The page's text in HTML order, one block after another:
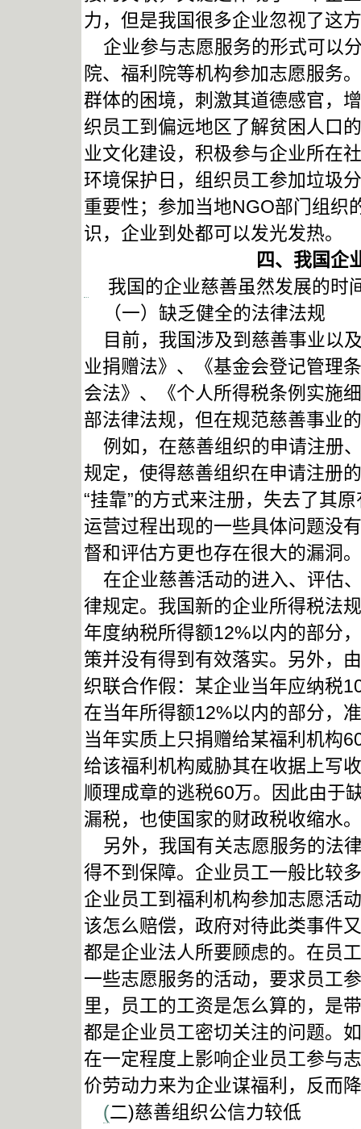
力，但是我国很多企业忽视了这
企业参与志愿服务的形式可以
院、福利院等机构参加志愿服务
群体的困境，刺激其道德感官，
织员工到偏远地区了解贫困人口
业文化建设，积极参与企业所在
环境保护日，组织员工参加垃圾
重要性；参加当地NGO部门组织
识，企业到处都可以发光发热。
四、我国企
我国的企业慈善虽然发展的时
（一）缺乏健全的法律法规
目前，我国涉及到慈善事业以
业捐赠法》、《基金会登记管理
会法》、《个人所得税条例实施
部法律法规，但在规范慈善事业
例如，在慈善组织的申请注册
规定，使得慈善组织在申请注册
“挂靠”的方式来注册，失去了其
运营过程出现的一些具体问题没
督和评估方更也存在很大的漏洞。
在企业慈善活动的进入、评估
律规定。我国新的企业所得税法
年度纳税所得额12%以内的部分
策并没有得到有效落实。另外，
织联合作假：某企业当年应纳税
在当年所得额12%以内的部分，
当年实质上只捐赠给某福利机构
给该福利机构威胁其在收据上写
顺理成章的逃税60万。因此由于
漏税，也使国家的财政税收缩水。
另外，我国有关志愿服务的法
得不到保障。企业员工一般比较
企业员工到福利机构参加志愿活
该怎么赔偿，政府对待此类事件
都是企业法人所要顾虑的。在员
一些志愿服务的活动，要求员工
里，员工的工资是怎么算的，是
都是企业员工密切关注的问题。
在一定程度上影响企业员工参与
价劳动力来为企业谋福利，反而
(二)慈善组织公信力较低